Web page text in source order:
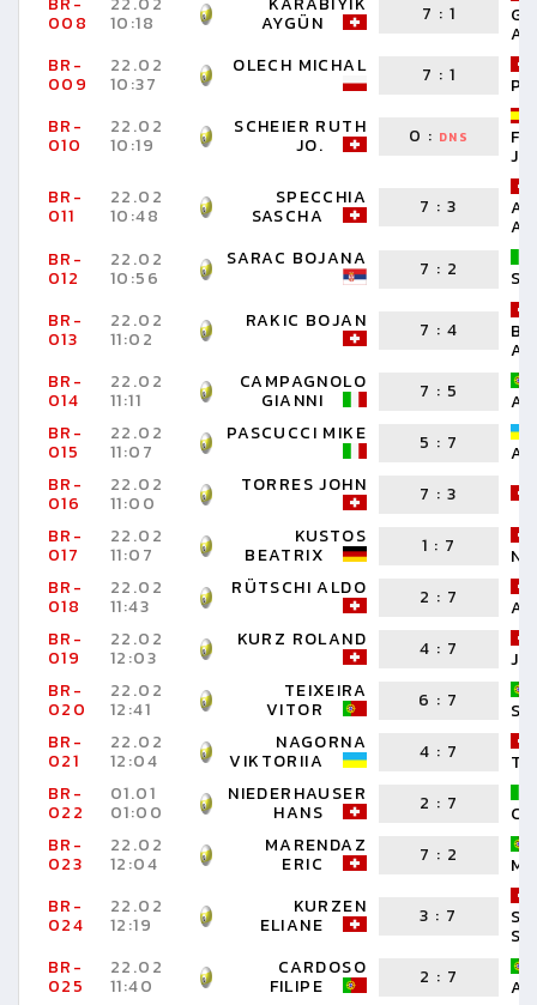
008 10:18 AYGÜN 7 : 1
BR-
009
22.02
10:37
OLECH MICHAL 7 : 1
BR-
010
22.02
10:19
SCHEIER RUTH
JO. 0 : DNS
BR-
011
22.02
10:48
SPECCHIA
SASCHA 7 :3
BR-
012
22.02
10:56
SARAC BOJANA 7 : 2
BR-
013
22.02
11:02
RAKIC BOJAN 7 : 4
BR-
014
22.02
11:11
CAMPAGNOLO
GIANNI 7 : 5
BR-
015
22.02
11:07
PASCUCCI MIKE 5 : 7
BR-
016
22.02
11:00
TORRES JOHN 7 :3
BR-
017
22.02
11:07
KUSTOS
BEATRIX 1 : 7
BR-
018
22.02
11:43
RÜTSCHI ALDO 2 : 7
BR-
019
22.02
12:03
KURZ ROLAND 4 : 7
BR-
020
22.02
12:41
TEIXEIRA
VITOR 6 : 7
BR-
021
22.02
12:04
NAGORNA
VIKTORIIA 4 : 7
BR-
022
01.01
01:00
NIEDERHAUSER
HANS 2 : 7
BR-
023
22.02
12:04
MARENDAZ
ERIC 7 : 2
BR-
024
22.02
12:19
KURZEN
ELIANE 3 : 7
BR-
025
22.02
11:40
CARDOSO
FILIPE 2 : 7